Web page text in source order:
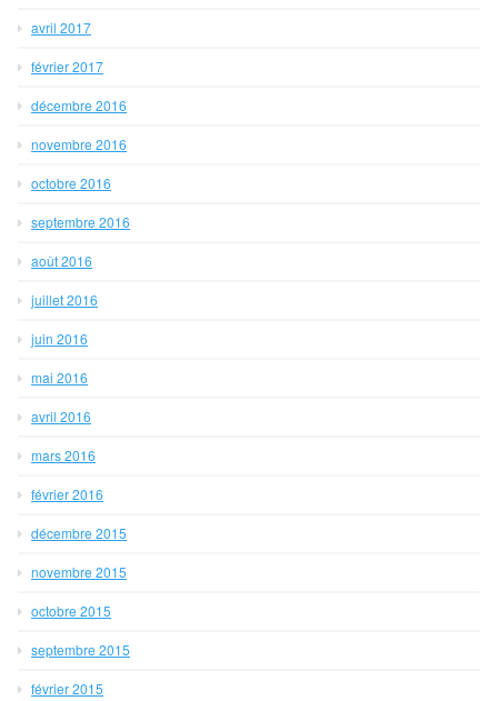
avril 2017
février 2017
décembre 2016
novembre 2016
octobre 2016
septembre 2016
août 2016
juillet 2016
juin 2016
mai 2016
avril 2016
mars 2016
février 2016
décembre 2015
novembre 2015
octobre 2015
septembre 2015
février 2015